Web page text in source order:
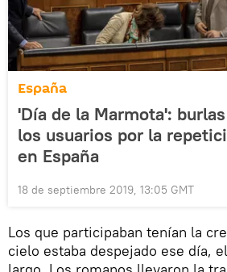
España
'Día de la Marmota':
los usuarios por la
en España
18 de septiembre 2019, 13:05 GMT
Los que participaban tenían la
cielo estaba despejado ese día,